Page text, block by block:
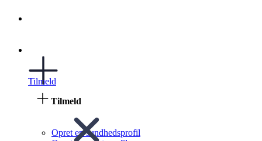
Tilmeld
Tilmeld
Opret en sundhedsprofil